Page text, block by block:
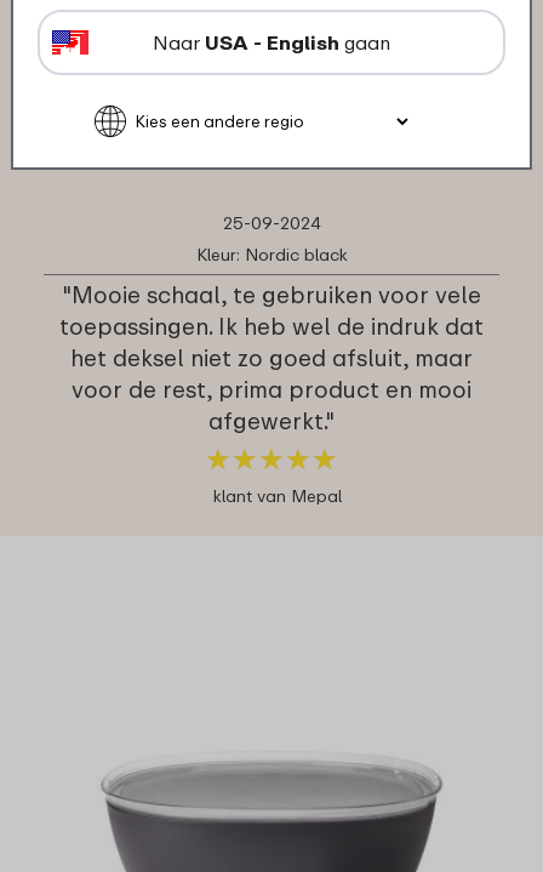
Wat anderen zeggen over
Serveerschaal Silueta 5.0 l met
deksel:
25-09-2024
Kleur: Nordic black
"Mooie schaal, te gebruiken voor vele
toepassingen. Ik heb wel de indruk dat
het deksel niet zo goed afsluit, maar
voor de rest, prima product en mooi
afgewerkt."
★★★★★
★★★★★
klant van Mepal
Naar USA - English gaan